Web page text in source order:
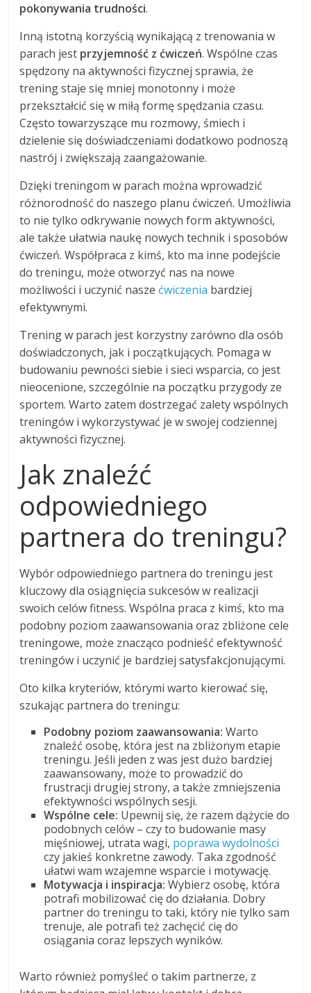
pokonywania trudności.
Inną istotną korzyścią wynikającą z trenowania w
parach jest przyjemność z ćwiczeń. Wspólne czas
spędzony na aktywności fizycznej sprawia, że
trening staje się mniej monotonny i może
przekształcić się w miłą formę spędzania czasu.
Często towarzyszące mu rozmowy, śmiech i
dzielenie się doświadczeniami dodatkowo podnoszą
nastrój i zwiększają zaangażowanie.
Dzięki treningom w parach można wprowadzić
różnorodność do naszego planu ćwiczeń. Umożliwia
to nie tylko odkrywanie nowych form aktywności,
ale także ułatwia naukę nowych technik i sposobów
ćwiczeń. Współpraca z kimś, kto ma inne podejście
do treningu, może otworzyć nas na nowe
możliwości i uczynić nasze ćwiczenia bardziej
efektywnymi.
Trening w parach jest korzystny zarówno dla osób
doświadczonych, jak i początkujących. Pomaga w
budowaniu pewności siebie i sieci wsparcia, co jest
nieocenione, szczególnie na początku przygody ze
sportem. Warto zatem dostrzegać zalety wspólnych
treningów i wykorzystywać je w swojej codziennej
aktywności fizycznej.
Jak znaleźć
odpowiedniego
partnera do treningu?
Wybór odpowiedniego partnera do treningu jest
kluczowy dla osiągnięcia sukcesów w realizacji
swoich celów fitness. Wspólna praca z kimś, kto ma
podobny poziom zaawansowania oraz zbliżone cele
treningowe, może znacząco podnieść efektywność
treningów i uczynić je bardziej satysfakcjonującymi.
Oto kilka kryteriów, którymi warto kierować się,
szukając partnera do treningu:
Podobny poziom zaawansowania: Warto
znaleźć osobę, która jest na zbliżonym etapie
treningu. Jeśli jeden z was jest dużo bardziej
zaawansowany, może to prowadzić do
frustracji drugiej strony, a także zmniejszenia
efektywności wspólnych sesji.
Wspólne cele: Upewnij się, że razem dążycie do
podobnych celów – czy to budowanie masy
mięśniowej, utrata wagi, poprawa wydolności
czy jakieś konkretne zawody. Taka zgodność
ułatwi wam wzajemne wsparcie i motywację.
Motywacja i inspiracja: Wybierz osobę, która
potrafi mobilizować cię do działania. Dobry
partner do treningu to taki, który nie tylko sam
trenuje, ale potrafi też zachęcić cię do
osiągania coraz lepszych wyników.
Warto również pomyśleć o takim partnerze, z